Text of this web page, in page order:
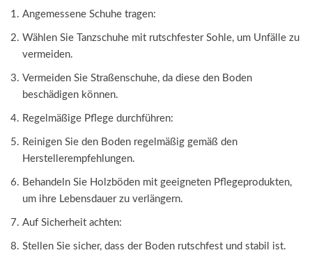
Angemessene Schuhe tragen:
Wählen Sie Tanzschuhe mit rutschfester Sohle, um Unfälle zu
vermeiden.
Vermeiden Sie Straßenschuhe, da diese den Boden
beschädigen können.
Regelmäßige Pflege durchführen:
Reinigen Sie den Boden regelmäßig gemäß den
Herstellerempfehlungen.
Behandeln Sie Holzböden mit geeigneten Pflegeprodukten,
um ihre Lebensdauer zu verlängern.
Auf Sicherheit achten:
Stellen Sie sicher, dass der Boden rutschfest und stabil ist.